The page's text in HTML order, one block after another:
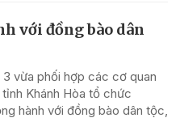
với đồng bào dân
vừa phối hợp các cơ quan
Khánh Hòa tổ chức
hành với đồng bào dân tộc,